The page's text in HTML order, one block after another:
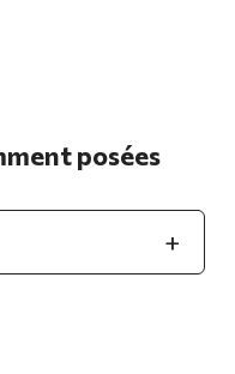
posées